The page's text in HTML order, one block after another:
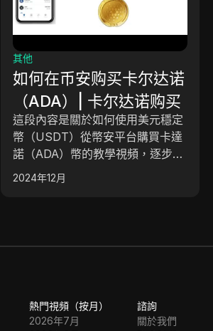
其他
如何在币安购买卡尔达诺
（ADA）| 卡尔达诺购买
這段內容是關於如何使用美元穩定
幣（USDT）從幣安平台購買卡達
諾（ADA）幣的教學視頻，逐步解
釋購買加密貨幣的過程。
2024年12月
熱門視頻（按月）
2026年7月
諮詢
關於我們